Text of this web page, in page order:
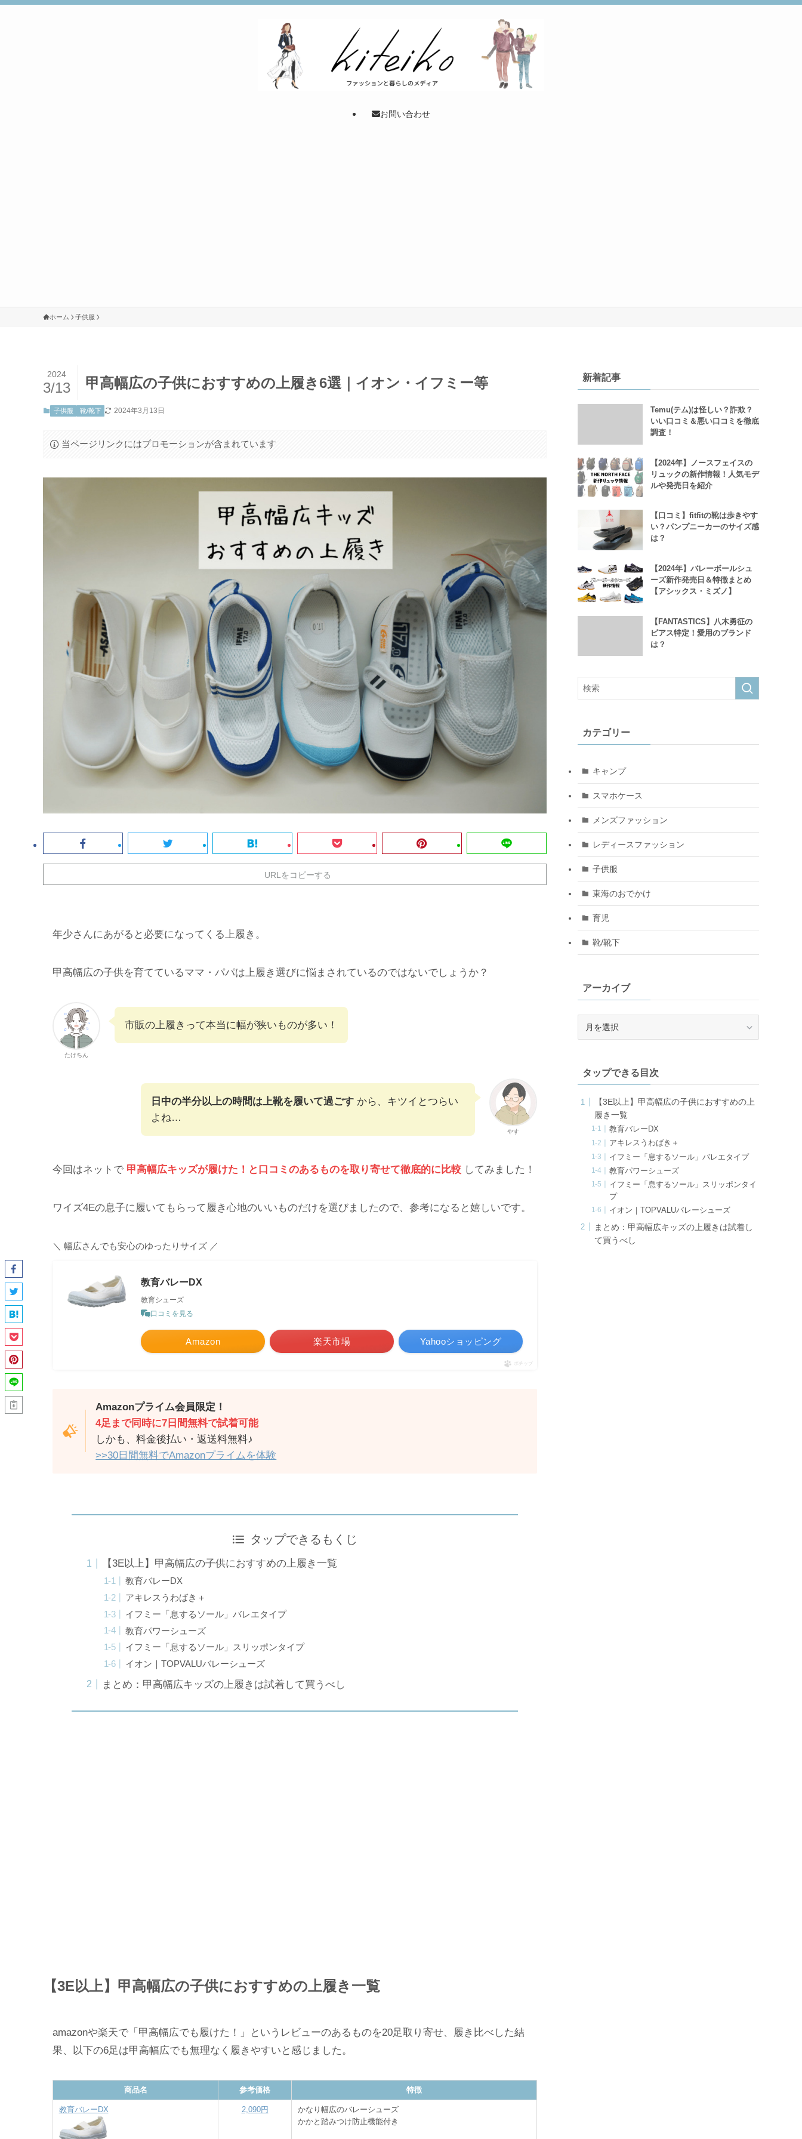
お問い合わせ
ホーム 子供服
甲高幅広の子供におすすめの上履き6選｜イオン・イフミー等
2024
3/13
子供服 靴/靴下 2024年3月13日
当ページリンクにはプロモーションが含まれています
URLをコピーする
年少さんにあがると必要になってくる上履き。
甲高幅広の子供を育てているママ・パパは上履き選びに悩まされているのではないでしょうか？
たけちん
市販の上履きって本当に幅が狭いものが多い！
やす
日中の半分以上の時間は上靴を履いて過ごす から、キツイとつらい
よね…
今回はネットで 甲高幅広キッズが履けた！と口コミのあるものを取り寄せて徹底的に比較 してみました！
ワイズ4Eの息子に履いてもらって履き心地のいいものだけを選びましたので、参考になると嬉しいです。
＼ 幅広さんでも安心のゆったりサイズ ／
教育バレーDX
教育シューズ
口コミを見る
Amazon 楽天市場 Yahooショッピング
ポチップ
Amazonプライム会員限定！
4足まで同時に7日間無料で試着可能
しかも、料金後払い・返送料無料♪
>>30日間無料でAmazonプライムを体験
タップできるもくじ
【3E以上】甲高幅広の子供におすすめの上履き一覧
教育バレーDX
アキレスうわばき＋
イフミー「息するソール」バレエタイプ
教育パワーシューズ
イフミー「息するソール」スリッポンタイプ
イオン｜TOPVALUバレーシューズ
まとめ：甲高幅広キッズの上履きは試着して買うべし
【3E以上】甲高幅広の子供におすすめの上履き一覧
amazonや楽天で「甲高幅広でも履けた！」というレビューのあるものを20足取り寄せ、履き比べした結
果、以下の6足は甲高幅広でも無理なく履きやすいと感じました。
商品名 参考価格 特徴
教育バレーDX 2,090円
かなり幅広のバレーシューズ
かかと踏みつけ防止機能付き
新着記事
Temu(テム)は怪しい？詐欺？
いい口コミ＆悪い口コミを徹底
調査！
【2024年】ノースフェイスの
リュックの新作情報！人気モデ
ルや発売日を紹介
【口コミ】fitfitの靴は歩きやす
い？パンプニーカーのサイズ感
は？
【2024年】バレーボールシュ
ーズ新作発売日＆特徴まとめ
【アシックス・ミズノ】
【FANTASTICS】八木勇征の
ピアス特定！愛用のブランド
は？
カテゴリー
キャンプ
スマホケース
メンズファッション
レディースファッション
子供服
東海のおでかけ
育児
靴/靴下
アーカイブ
ブタップできる目次
【3E以上】甲高幅広の子供におすすめの上
履き一覧
教育バレーDX
アキレスうわばき＋
イフミー「息するソール」バレエタイプ
教育パワーシューズ
イフミー「息するソール」スリッポンタイ
プ
イオン｜TOPVALUバレーシューズ
まとめ：甲高幅広キッズの上履きは試着し
て買うべし